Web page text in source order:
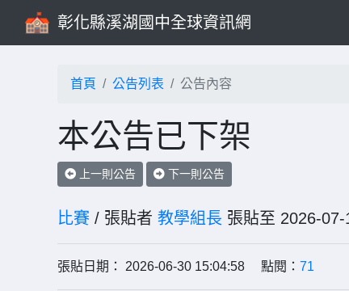
彰化縣溪湖國中全球資訊網
首頁 公告列表 公告內容
本公告已下架
上一則公告 下一則公告
比賽 / 張貼者 教學組長 張貼至
張貼日期： 2026-06-30 15:04:58 點閱： 71